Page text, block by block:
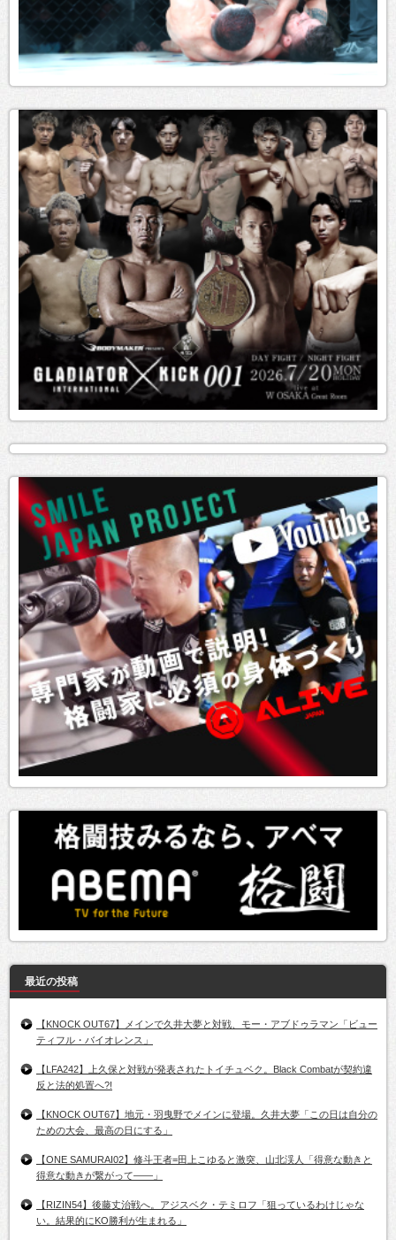
最近の投稿
【KNOCK OUT67】メインで久井大夢と対戦、モー・アブドゥラマン「ビュー
ティフル・バイオレンス」
【LFA242】上久保と対戦が発表されたトイチュベク。Black Combatが契約違
反と法的処置へ?!
【KNOCK OUT67】地元・羽曳野でメインに登場。久井大夢「この日は自分の
ための大会、最高の日にする」
【ONE SAMURAI02】修斗王者=田上こゆると激突、山北渓人「得意な動きと
得意な動きが繋がって――」
【RIZIN54】後藤丈治戦へ。アジスベク・テミロフ「狙っているわけじゃな
い。結果的にKO勝利が生まれる」